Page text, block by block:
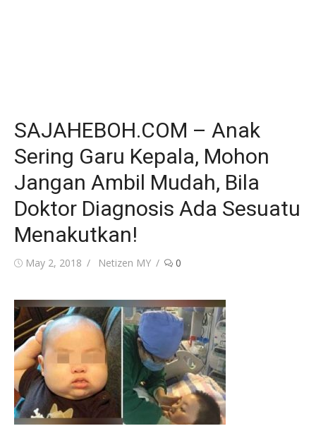
SAJAHEBOH.COM – Anak
Sering Garu Kepala, Mohon
Jangan Ambil Mudah, Bila
Doktor Diagnosis Ada Sesuatu
Menakutkan!
Posted
May 2, 2018 Author
Netizen MY 0